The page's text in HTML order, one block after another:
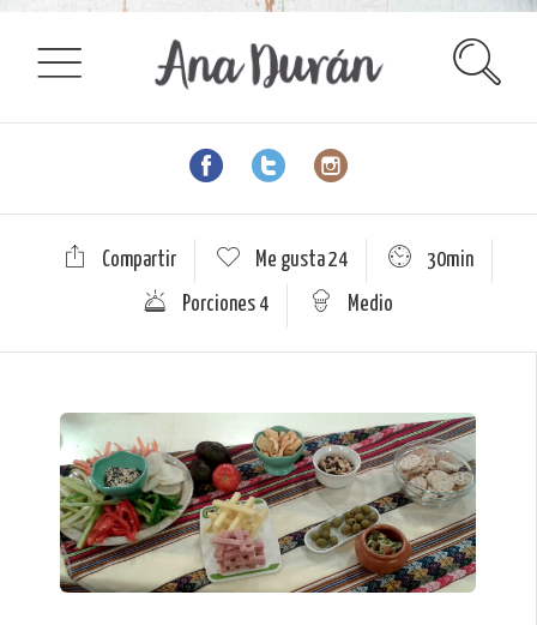
Compartir Me gusta24 30min
Porciones 4 Medio